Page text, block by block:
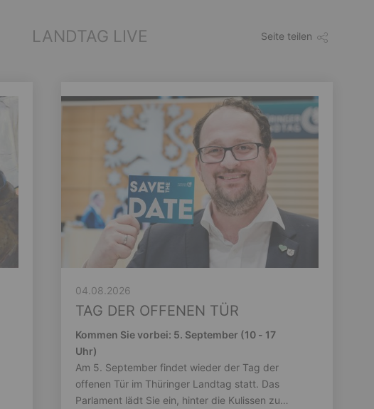
Seite teilen
LANDTAG LIVE
04.08.2026
TAG DER OFFENEN TÜR
Kommen Sie vorbei: 5. September (10 - 17
Uhr)
Am 5. September findet wieder der Tag der
offenen Tür im Thüringer Landtag statt. Das
Parlament lädt Sie ein, hinter die Kulissen zu